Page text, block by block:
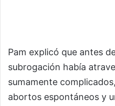
Pam explicó que antes
subrogación había
sumamente
abortos espontáneos y